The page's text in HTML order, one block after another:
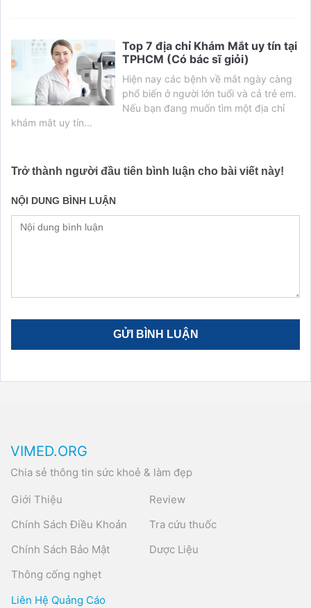
Top 7 địa chỉ Khám Mắt uy tín tại
TPHCM (Có bác sĩ giỏi)
Hiện nay các bệnh về mắt ngày càng
phổ biến ở người lớn tuổi và cả trẻ em.
Nếu bạn đang muốn tìm một địa chỉ
khám mắt uy tín...
Trở thành người đầu tiên bình luận cho bài viết này!
NỘI DUNG BÌNH LUẬN
VIMED.ORG
Chia sẻ thông tin sức khoẻ & làm đẹp
Giới Thiệu
Chính Sách Điều Khoản
Chính Sách Bảo Mật
Thông cống nghẹt
Review
Tra cứu thuốc
Dược Liệu
Liên Hệ Quảng Cáo